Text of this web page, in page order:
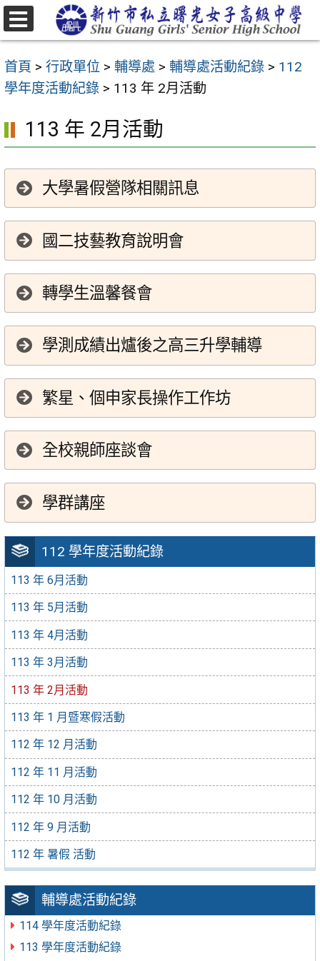
跳
至
要
內
區
首頁 > 行政單位 > 輔導處 > 輔導處活動紀錄 > 112
學年度活動紀錄 > 113 年 2月活動
112 學年度活動紀錄
113 年 6月活動
113 年 5月活動
113 年 4月活動
113 年 3月活動
113 年 2月活動
113 年 1 月暨寒假活動
112 年 12 月活動
112 年 11 月活動
112 年 10 月活動
112 年 9 月活動
112 年 暑假 活動
輔導處活動紀錄
114 學年度活動紀錄
113 學年度活動紀錄
113 年 2月活動
大學暑假營隊相關訊息
國二技藝教育說明會
轉學生溫馨餐會
學測成績出爐後之高三升學輔導
繁星、個申家長操作工作坊
全校親師座談會
學群講座
選
單